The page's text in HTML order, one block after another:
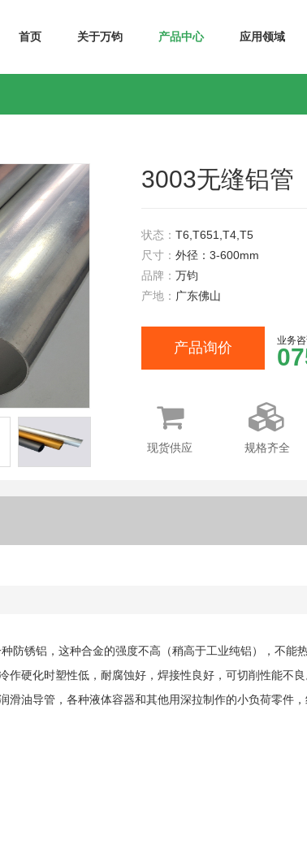
首页 关于万钧 产品中心 应用领域
3003无缝铝管
状态： T6,T651,T4,T5
尺寸： 外径：3-600mm
品牌： 万钧
产地： 广东佛山
产品询价 业务
现货供应 规格齐全
防锈铝，这种合金的强度不高（稍高于工业纯铝），不能
作硬化时塑性低，耐腐蚀好，焊接性良好，可切削性能不
油导管，各种液体容器和其他用深拉制作的小负荷零件，